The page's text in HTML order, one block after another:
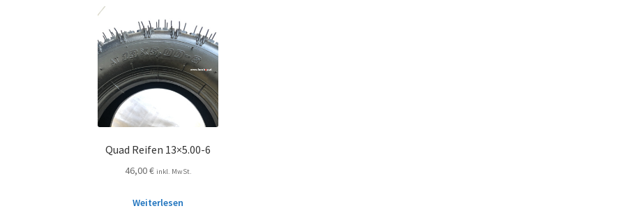
Quad Reifen 13×5.00-6
46,00€ inkl. MwSt.
Weiterlesen